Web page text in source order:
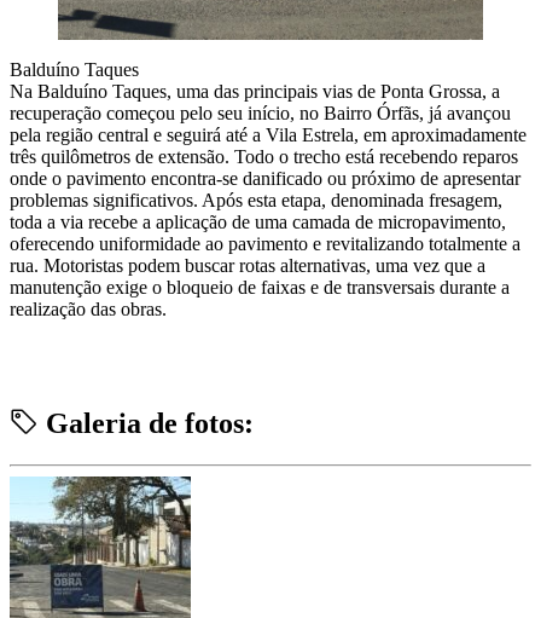
Balduíno Taques
Na Balduíno Taques, uma das principais vias de Ponta Grossa, a
recuperação começou pelo seu início, no Bairro Órfãs, já avançou
pela região central e seguirá até a Vila Estrela, em aproximadamente
três quilômetros de extensão. Todo o trecho está recebendo reparos
onde o pavimento encontra-se danificado ou próximo de apresentar
problemas significativos. Após esta etapa, denominada fresagem,
toda a via recebe a aplicação de uma camada de micropavimento,
oferecendo uniformidade ao pavimento e revitalizando totalmente a
rua. Motoristas podem buscar rotas alternativas, uma vez que a
manutenção exige o bloqueio de faixas e de transversais durante a
realização das obras.
Galeria de fotos: